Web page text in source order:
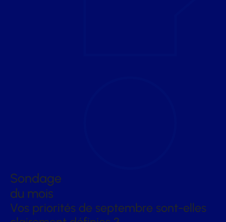
Sondage
du mois
Vos priorités de septembre sont-elles